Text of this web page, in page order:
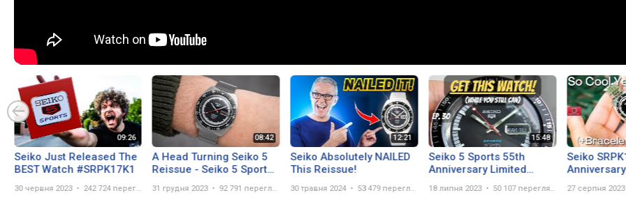
Seiko Just Released The
BEST Watch #SRPK17K1
30 червня 2023 242 724 перегляда
A Head Turning Seiko 5
Reissue - Seiko 5 Sports
Review
31 грудня 2023 92 791 перегляд
Seiko Absolutely NAILED
This Reissue!
30 травня 2024 53 479 переглядів
Seiko 5 Sports 55th
Anniversary Limited
SBSA223 - FULL REVIEW
18 липня 2023 50 107 переглядів
Seiko
With
27 серпня 2023